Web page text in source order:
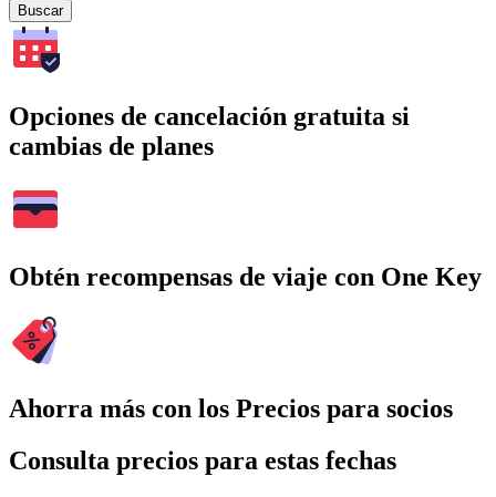
Buscar
Opciones de cancelación gratuita si
cambias de planes
Obtén recompensas de viaje con One Key
Ahorra más con los Precios para socios
Consulta precios para estas fechas